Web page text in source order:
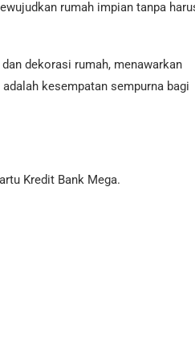
rumah impian tanpa
dekorasi rumah, menawarkan
kesempatan sempurna bagi
Kredit Bank Mega.